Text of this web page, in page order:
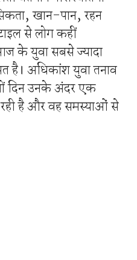
खान-पान, रहन
से लोग कहीं
के युवा सबसे ज्यादा
है। अधिकांश युवा तनाव
दिन उनके अंदर एक
रही है और वह समस्याओं से